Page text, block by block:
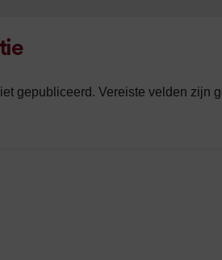
gepubliceerd. Vereiste velden zijn